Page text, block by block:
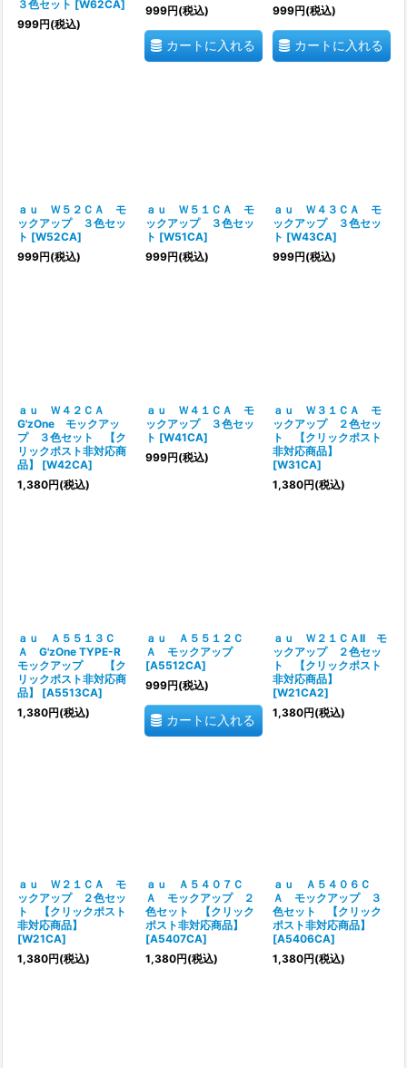
３色セット [W62CA]
999円(税込)
999円(税込)
カートに入れる
999円(税込)
カートに入れる
ａｕ Ｗ５２ＣＡ モ
ックアップ ３色セッ
ト [W52CA]
999円(税込)
ａｕ Ｗ５１ＣＡ モ
ックアップ ３色セッ
ト [W51CA]
999円(税込)
ａｕ Ｗ４３ＣＡ モ
ックアップ ３色セッ
ト [W43CA]
999円(税込)
ａｕ Ｗ４２ＣＡ
G'zOne モックアッ
プ ３色セット 【ク
リックポスト非対応商
品】
[W42CA]
1,380円(税込)
ａｕ Ｗ４１ＣＡ モ
ックアップ ３色セッ
ト [W41CA]
999円(税込)
ａｕ Ｗ３１ＣＡ モ
ックアップ ２色セッ
ト 【クリックポスト
非対応商品】
[W31CA]
1,380円(税込)
ａｕ Ａ５５１３Ｃ
Ａ G'zOne TYPE-R
モックアップ 【ク
リックポスト非対応商
品】
[A5513CA]
1,380円(税込)
ａｕ Ａ５５１２Ｃ
Ａ モックアップ
[A5512CA]
999円(税込)
カートに入れる
ａｕ Ｗ２１ＣＡII モ
ックアップ ２色セッ
ト 【クリックポスト
非対応商品】
[W21CA2]
1,380円(税込)
ａｕ Ｗ２１ＣＡ モ
ックアップ ２色セッ
ト 【クリックポスト
非対応商品】
[W21CA]
1,380円(税込)
ａｕ Ａ５４０７Ｃ
Ａ モックアップ ２
色セット 【クリック
ポスト非対応商品】
[A5407CA]
1,380円(税込)
ａｕ Ａ５４０６Ｃ
Ａ モックアップ ３
色セット 【クリック
ポスト非対応商品】
[A5406CA]
1,380円(税込)